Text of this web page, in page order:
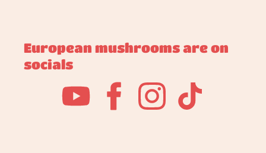
European mushrooms are on
socials